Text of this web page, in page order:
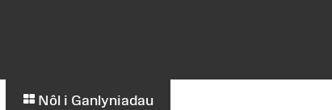
Nôl i Ganlyniadau